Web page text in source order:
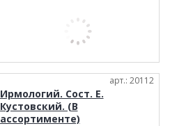
арт.: 20112
Ирмологий. Сост. Е.
Кустовский. (В
ассортименте)